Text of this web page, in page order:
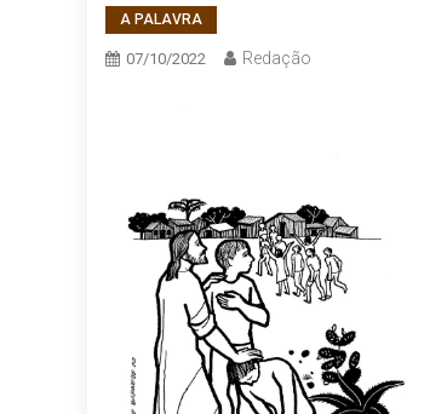
A PALAVRA
07/10/2022 Redação